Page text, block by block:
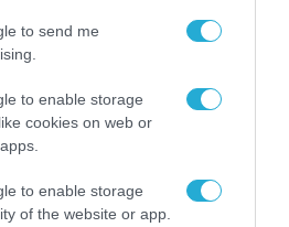
to send me
to enable storage
cookies on web or
to enable storage
of the website or app.
πεζοδρόμια» στην
παράνομα
χώρους